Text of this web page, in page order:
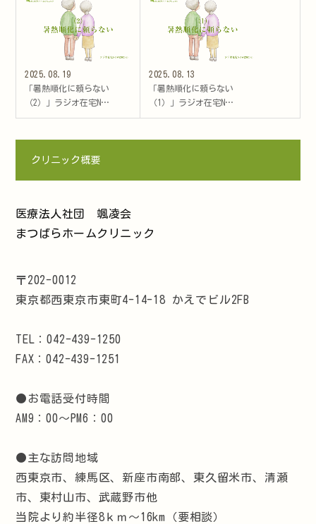
2025.08.19
「暑熱順化に頼らない
（2）」ラジオ在宅N…
2025.08.13
「暑熱順化に頼らない
（1）」ラジオ在宅N…
クリニック概要
医療法人社団 颯凌会
まつばらホームクリニック
〒202-0012
東京都西東京市東町4-14-18 かえでビル2FB
TEL：042-439-1250
FAX：042-439-1251
●お電話受付時間
AM9：00～PM6：00
●主な訪問地域
西東京市、練馬区、新座市南部、東久留米市、清瀬
市、東村山市、武蔵野市他
当院より約半径8ｋｍ～16km（要相談）